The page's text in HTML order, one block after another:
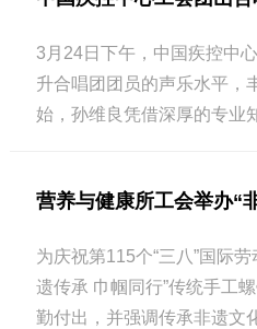
3月24日下午，中国疾控中
升合唱团团员的声乐水平
始，孙维良凭借深厚的专业
营养与健康所工会举办“
为庆祝第115个“三八”国际
遗传承 巾帼同行”传统手工
勤付出，并强调传承非遗文